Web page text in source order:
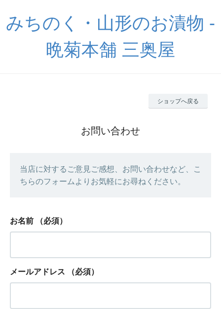
みちのく・山形のお漬物 -
晩菊本舗 三奥屋
ショップへ戻る
お問い合わせ
当店に対するご意見ご感想、お問い合わせなど、こ
ちらのフォームよりお気軽にお尋ねください。
お名前 （必須）
メールアドレス （必須）